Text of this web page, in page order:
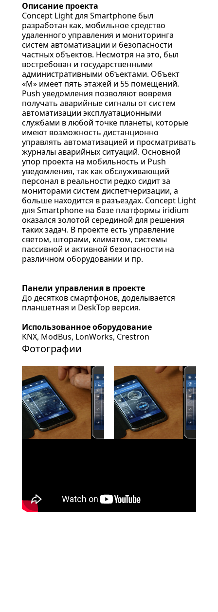
Фотографии
Описание проекта
Concept Light для Smartphone был
разработан как, мобильное средство
удаленного управления и мониторинга
систем автоматизации и безопасности
частных объектов. Несмотря на это, был
востребован и государственными
административными объектами. Объект
«M» имеет пять этажей и 55 помещений.
Push уведомления позволяют вовремя
получать аварийные сигналы от систем
автоматизации эксплуатационными
службами в любой точке планеты, которые
имеют возможность дистанционно
управлять автоматизацией и просматривать
журналы аварийных ситуаций. Основной
упор проекта на мобильность и Push
уведомления, так как обслуживающий
персонал в реальности редко сидит за
мониторами систем диспетчеризации, а
больше находится в разъездах. Concept Light
для Smartphone на базе платформы iridium
оказался золотой серединой для решения
таких задач. В проекте есть управление
светом, шторами, климатом, системы
пассивной и активной безопасности на
различном оборудовании и пр.
Панели управления в проекте
До десятков смартфонов, доделывается
планшетная и DeskTop версия.
Использованное оборудование
KNX, ModBus, LonWorks, Crestron